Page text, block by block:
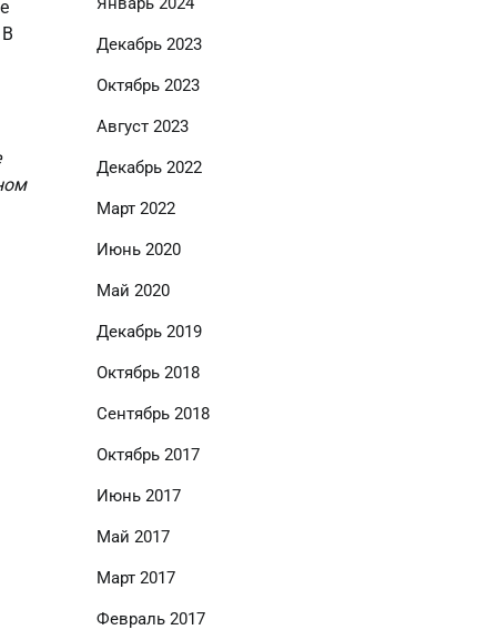
Декабрь 2023
Октябрь 2023
Август 2023
Декабрь 2022
Март 2022
Июнь 2020
Май 2020
Декабрь 2019
Октябрь 2018
Сентябрь 2018
Октябрь 2017
Июнь 2017
Май 2017
Март 2017
Февраль 2017